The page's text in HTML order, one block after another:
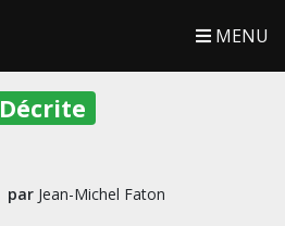
MENU
Décrite
par Jean-Michel Faton